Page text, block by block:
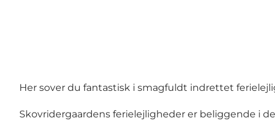
Her sover du fantastisk i smagfuldt indrettet
Skovridergaardens ferielejligheder er beliggende i